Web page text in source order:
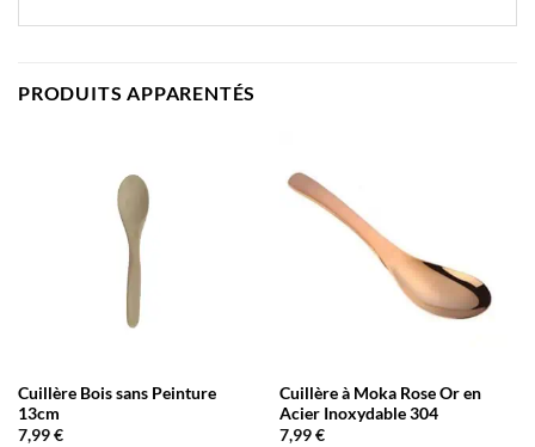
PRODUITS APPARENTÉS
Cuillère Bois sans Peinture
13cm
7,99€
Cuillère à Moka Rose Or en
Acier Inoxydable 304
7,99€